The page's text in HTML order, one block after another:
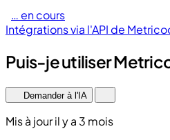
… en cours
Intégrations via l'API de
Puis-je utiliser
Demander à l'IA
Mis à jour il y a 3 mois